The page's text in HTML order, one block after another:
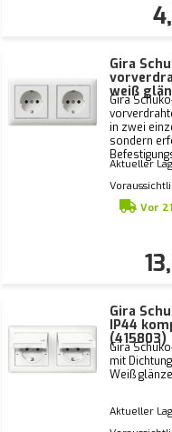
Gira
weiß
Gira
in zwei
sondern
Aktueller
Vor
Gira
IP44
(415803)
Gira
mit
Weiß
Aktueller